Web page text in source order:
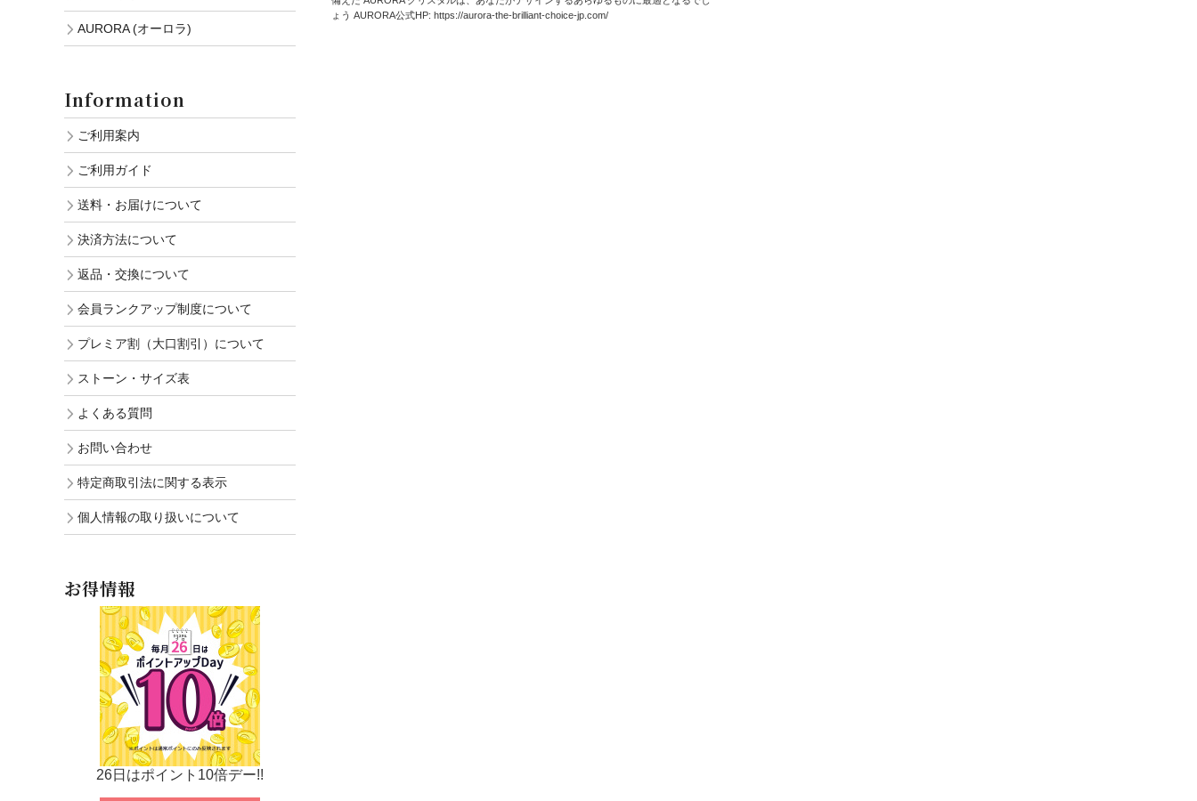
ょう AURORA公式HP: https://aurora-the-brilliant-choice-jp.com/
AURORA (オーロラ)
Information
ご利用案内
ご利用ガイド
送料・お届けについて
決済方法について
返品・交換について
会員ランクアップ制度について
プレミア割（大口割引）について
ストーン・サイズ表
よくある質問
お問い合わせ
特定商取引法に関する表示
個人情報の取り扱いについて
お得情報
26日はポイント10倍デー!!